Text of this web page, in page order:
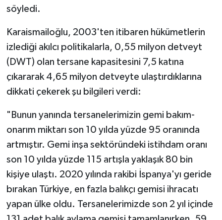
söyledi.
Karaismailoğlu, 2003'ten itibaren hükümetlerin
izlediği akılcı politikalarla, 0,55 milyon detveyt
(DWT) olan tersane kapasitesini 7,5 katına
çıkararak 4,65 milyon detveyte ulaştırdıklarına
dikkati çekerek şu bilgileri verdi:
"Bunun yanında tersanelerimizin gemi bakım-
onarım miktarı son 10 yılda yüzde 95 oranında
artmıştır. Gemi inşa sektöründeki istihdam oranı
son 10 yılda yüzde 115 artışla yaklaşık 80 bin
kişiye ulaştı. 2020 yılında rakibi İspanya'yı geride
bırakan Türkiye, en fazla balıkçı gemisi ihracatı
yapan ülke oldu. Tersanelerimizde son 2 yıl içinde